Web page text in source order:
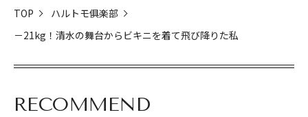
TOP
ハルトモ俱楽部
－21kg！清水の舞台からビキニを着て飛び降りた私
RECOMMEND